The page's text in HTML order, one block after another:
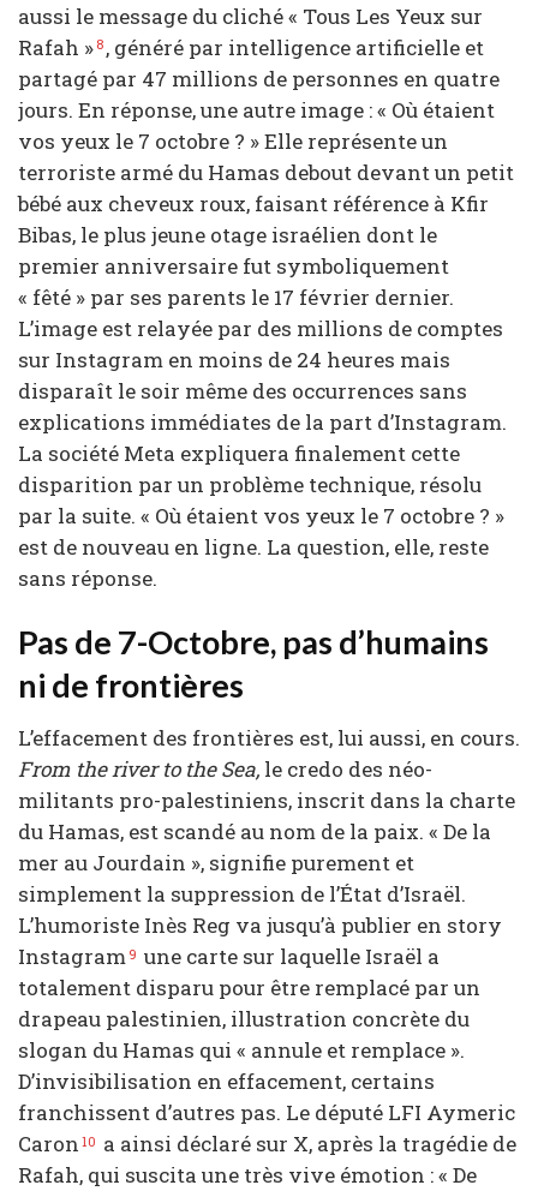
aussi le message du cliché « Tous Les Yeux sur
Rafah » 8 , généré par intelligence artificielle et
partagé par 47 millions de personnes en quatre
jours. En réponse, une autre image : « Où étaient
vos yeux le 7 octobre ? » Elle représente un
terroriste armé du Hamas debout devant un petit
bébé aux cheveux roux, faisant référence à Kfir
Bibas, le plus jeune otage israélien dont le
premier anniversaire fut symboliquement
« fêté » par ses parents le 17 février dernier.
L’image est relayée par des millions de comptes
sur Instagram en moins de 24 heures mais
disparaît le soir même des occurrences sans
explications immédiates de la part d’Instagram.
La société Meta expliquera finalement cette
disparition par un problème technique, résolu
par la suite. « Où étaient vos yeux le 7 octobre ? »
est de nouveau en ligne. La question, elle, reste
sans réponse.
Pas de 7-Octobre, pas d’humains
ni de frontières
L’effacement des frontières est, lui aussi, en cours.
From the river to the Sea, le credo des néo-
militants pro-palestiniens, inscrit dans la charte
du Hamas, est scandé au nom de la paix. « De la
mer au Jourdain », signifie purement et
simplement la suppression de l’État d’Israël.
L’humoriste Inès Reg va jusqu’à publier en story
Instagram 9 une carte sur laquelle Israël a
totalement disparu pour être remplacé par un
drapeau palestinien, illustration concrète du
slogan du Hamas qui « annule et remplace ».
D’invisibilisation en effacement, certains
franchissent d’autres pas. Le député LFI Aymeric
Caron 10 a ainsi déclaré sur X, après la tragédie de
Rafah, qui suscita une très vive émotion : « De